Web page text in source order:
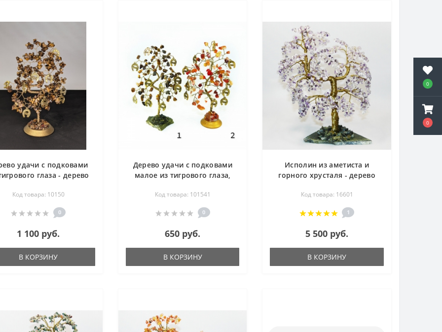
0
0
удачи с подковами
глаза - дерево
Код товара: 10150
0
1 100 руб.
В КОРЗИНУ
Дерево удачи с подковами
малое из тигрового глаза,
Код товара: 101541
0
650 руб.
В КОРЗИНУ
Исполин из аметиста и
горного хрусталя - дерево
Код товара: 16601
1
5 500 руб.
В КОРЗИНУ